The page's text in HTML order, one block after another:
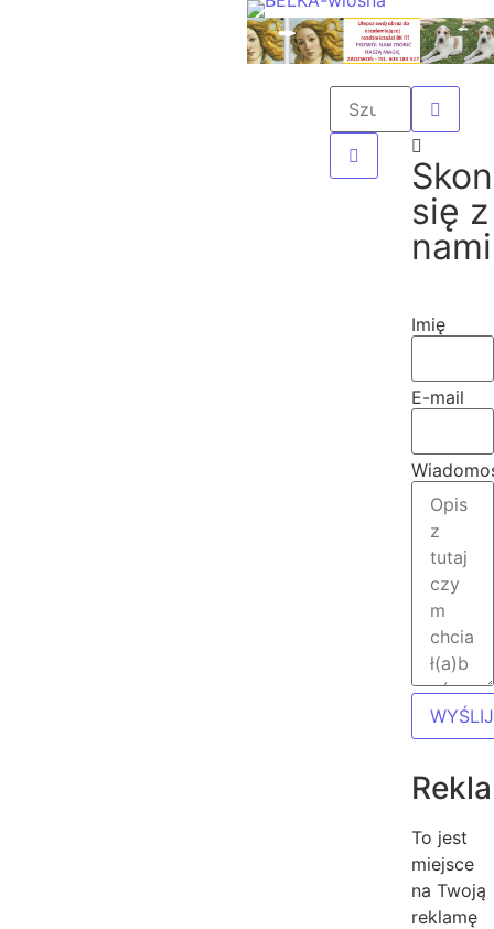
się z
Imię
E-mail
To jest
miejsce
na Twoją
reklamę